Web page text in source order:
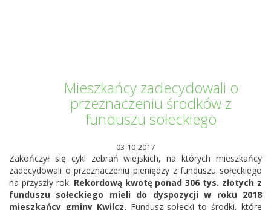
Mieszkańcy zadecydowali o
przeznaczeniu środków z
funduszu sołeckiego
03-10-2017
Zakończył się cykl zebrań wiejskich, na których mieszkańcy
zadecydowali o przeznaczeniu pieniędzy z funduszu sołeckiego
na przyszły rok. Rekordową kwotę ponad 306 tys. złotych z
funduszu sołeckiego mieli do dyspozycji w roku 2018
mieszkańcy gminy Kwilcz. Fundusz sołecki to środki, które